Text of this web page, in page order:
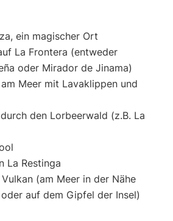
ein magischer Ort
La Frontera (entweder
oder Mirador de Jinama)
Meer mit Lavaklippen und
den Lorbeerwald (z.B. La
La Restinga
(am Meer in der Nähe
auf dem Gipfel der Insel)